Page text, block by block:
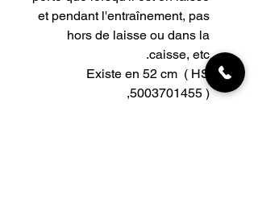
et pendant l'entraînement, pas
hors de laisse ou dans la
caisse, etc.
Existe en 52 cm ( HS
5003701455 ),